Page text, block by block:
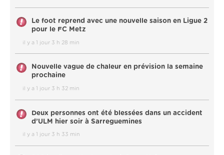
Le foot reprend avec une nouvelle saison en Ligue 2
pour le FC Metz
il y a 1 jour 3 h 28 min
Nouvelle vague de chaleur en prévision la semaine
prochaine
il y a 1 jour 3 h 32 min
Deux personnes ont été blessées dans un accident
d’ULM hier soir à Sarreguemines
il y a 1 jour 3 h 33 min